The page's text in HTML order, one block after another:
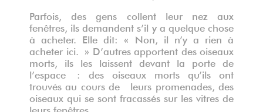
Parfois, des gens collent leur nez aux
fenêtres, ils demandent s’il y a quelque chose
à acheter. Elle dit: « Non, il n’y a rien à
acheter ici. » D’autres apportent des oiseaux
morts, ils les laissent devant la porte de
l’espace : des oiseaux morts qu’ils ont
trouvés au cours de leurs promenades, des
oiseaux qui se sont fracassés sur les vitres de
leurs fenêtres.